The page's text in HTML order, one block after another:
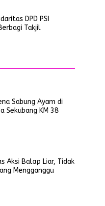
DPD PSI
Takjil
Sabung Ayam di
Sekubang KM 38
Aksi Balap Liar, Tidak
Mengganggu